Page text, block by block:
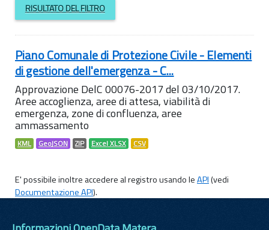
RISULTATO DEL FILTRO
Piano Comunale di Protezione Civile - Elementi
di gestione dell'emergenza - C...
Approvazione DelC 00076-2017 del 03/10/2017.
Aree accoglienza, aree di attesa, viabilità di
emergenza, zone di confluenza, aree
ammassamento
KML GeoJSON ZIP Excel XLSX CSV
E' possibile inoltre accedere al registro usando leAPI(vedi
Documentazione API).